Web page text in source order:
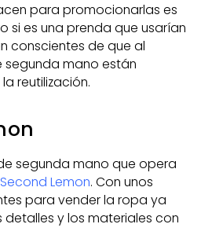
para promocionarlas es
si es una prenda que usarían
conscientes de que al
segunda mano están
reutilización.
segunda mano que opera
Second Lemon. Con unos
para vender la ropa ya
detalles y los materiales con